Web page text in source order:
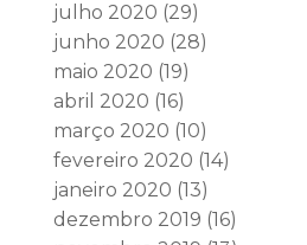
julho 2020 (29)
junho 2020 (28)
maio 2020 (19)
abril 2020 (16)
março 2020 (10)
fevereiro 2020 (14)
janeiro 2020 (13)
dezembro 2019 (16)